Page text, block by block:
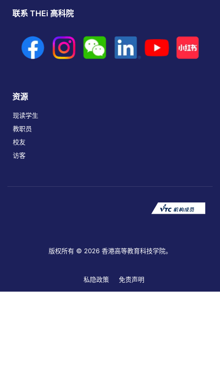
联系 THEi 高科院
资源
现读学生
教职员
校友
访客
版权所有 © 2026 香港高等教育科技学院。
私隐政策 免责声明